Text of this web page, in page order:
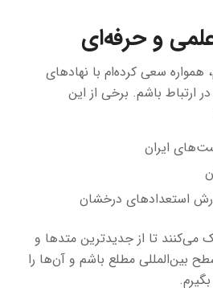
و حرفه‌ای
سعی کرده‌ام با نهادهای
باشم. برخی از این
ایران
استعدادهای درخشان
می‌کنند تا از جدیدترین متدها و
بین‌المللی مطلع باشم و آن‌ها را